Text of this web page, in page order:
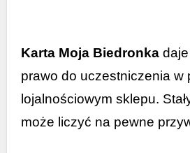
Karta Moja Biedronkadaje
prawo do uczestniczenia w
lojalnościowym sklepu.
może liczyć na pewne